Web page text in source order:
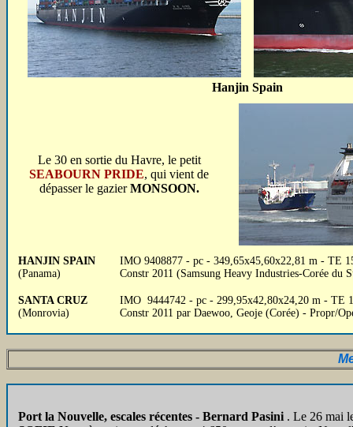
Hanjin Spain
Le 30 en sortie du Havre, le petit
SEABOURN PRIDE, qui vient de
dépasser le gazierMONSOON.
HANJIN SPAIN
(Panama)
IMO 9408877 - pc - 349,65x45,60x22,81 m - TE
Constr 2011 (Samsung Heavy Industries-Corée du
SANTA CRUZ
(Monrovia)
IMO 9444742 - pc - 299,95x42,80x24,20 m - TE
Constr 2011 par Daewoo, Geoje (Corée) - Propr/
Port la Nouvelle, escales récentes - Bernard Pasini . Le 26 mai